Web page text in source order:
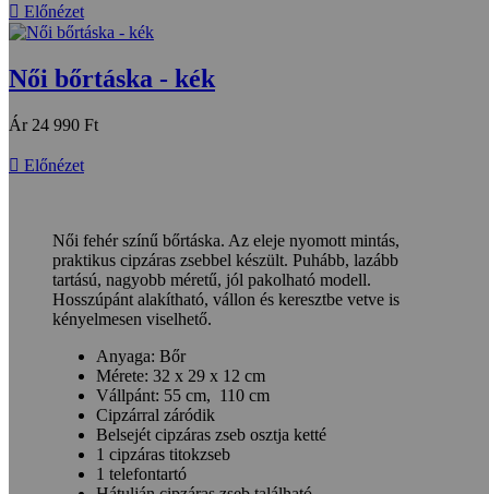
 Előnézet
Női bőrtáska - kék
Ár 24 990 Ft
 Előnézet
Női fehér színű bőrtáska. Az eleje nyomott mintás,
praktikus cipzáras zsebbel készült. Puhább, lazább
tartású, nagyobb méretű, jól pakolható modell.
Hosszúpánt alakítható, vállon és keresztbe vetve is
kényelmesen viselhető.
Anyaga: Bőr
Mérete: 32 x 29 x 12 cm
Vállpánt: 55 cm, 110 cm
Cipzárral záródik
Belsejét cipzáras zseb osztja ketté
1 cipzáras titokzseb
1 telefontartó